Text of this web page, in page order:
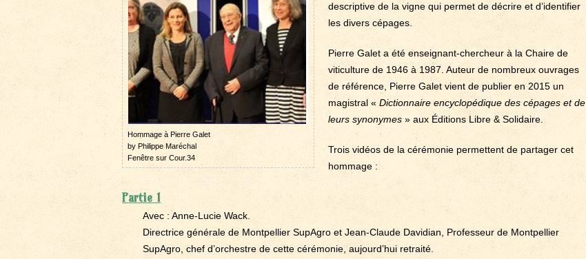
Hommage à Pierre Galet
by Philippe Maréchal
Fenêtre sur Cour.34
descriptive de la vigne qui permet de décrire et d’identifier
les divers cépages.
Pierre Galet a été enseignant-chercheur à la Chaire de
viticulture de 1946 à 1987. Auteur de nombreux ouvrages
de référence, Pierre Galet vient de publier en 2015 un
magistral « Dictionnaire encyclopédique des cépages et de
leurs synonymes » aux Éditions Libre & Solidaire.
Trois vidéos de la cérémonie permettent de partager cet
hommage :
Partie 1
Avec : Anne-Lucie Wack.
Directrice générale de Montpellier SupAgro et Jean-Claude Davidian, Professeur de Montpellier
SupAgro, chef d’orchestre de cette cérémonie, aujourd’hui retraité.